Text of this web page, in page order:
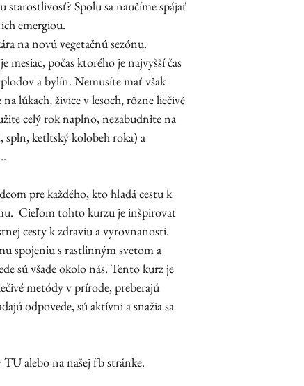
Spolu sa naučíme spájať
emergiou.
na novú vegetačnú sezónu.
mesiac, počas ktorého je najvyšší čas
a bylín. Nemusíte mať však
lúkach, živice v lesoch, rôzne liečivé
celý rok naplno, nezabudnite na
ketltský kolobeh roka) a
pre každého, kto hľadá cestu k
Cieľom tohto kurzu je inšpirovať
cesty k zdraviu a vyrovnanosti.
spojeniu s rastlinným svetom a
sú všade okolo nás. Tento kurz je
metódy v prírode, preberajú
odpovede, sú aktívni a snažia sa
TU alebo na našej fb stránke.